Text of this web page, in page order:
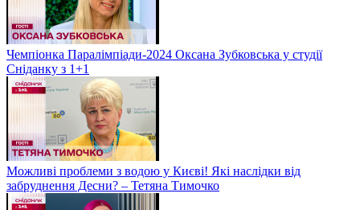
Чемпіонка Паралімпіади-2024 Оксана Зубковська у студії
Сніданку з 1+1
Можливі проблеми з водою у Києві! Які наслідки від
забруднення Десни? – Тетяна Тимочко